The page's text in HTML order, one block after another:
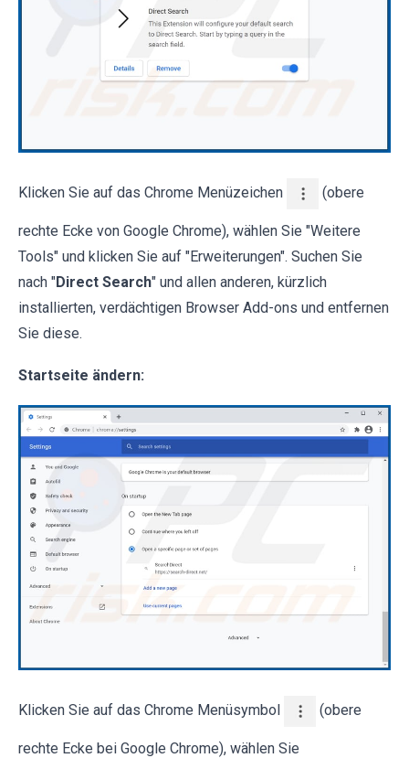
Klicken Sie auf das Chrome Menüzeichen (obere
rechte Ecke von Google Chrome), wählen Sie "Weitere
Tools" und klicken Sie auf "Erweiterungen". Suchen Sie
nach "Direct Search" und allen anderen, kürzlich
installierten, verdächtigen Browser Add-ons und entfernen
Sie diese.
Startseite ändern:
Klicken Sie auf das Chrome Menüsymbol (obere
rechte Ecke bei Google Chrome), wählen Sie